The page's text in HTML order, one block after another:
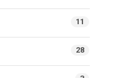
11
28